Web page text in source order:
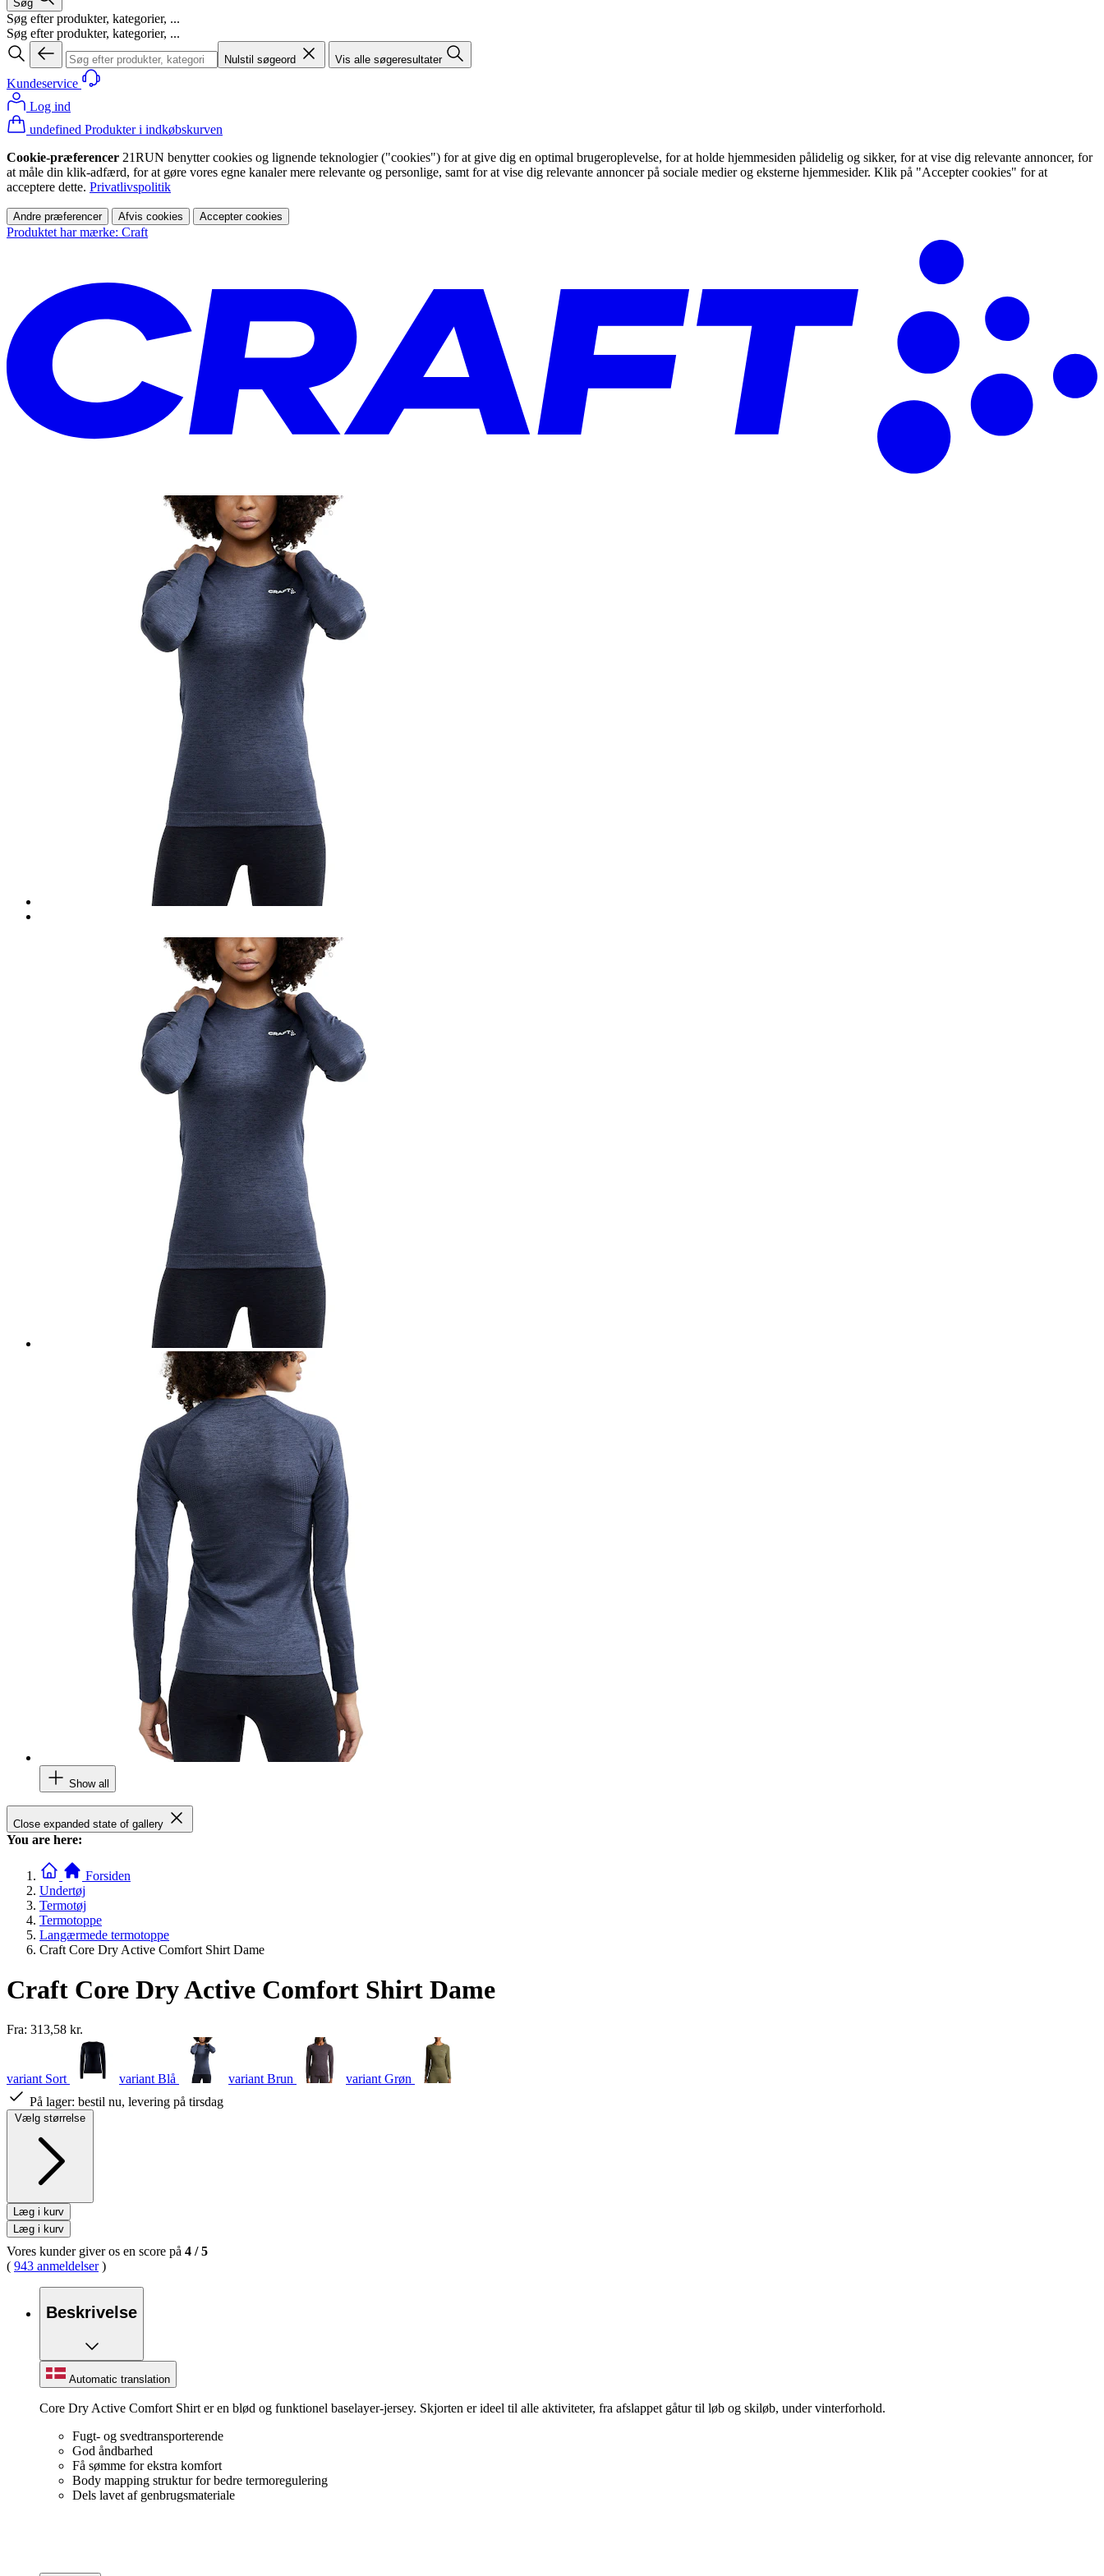
Søg
Søg efter produkter, kategorier, ...
Søg efter produkter, kategorier, ...
Nulstil søgeord Vis alle søgeresultater
Kundeservice
Log ind
undefined Produkter i indkøbskurven
Cookie-præferencer 21RUN benytter cookies og lignende teknologier ("cookies") for at give dig en optimal brugeroplevelse, for at holde hjemmesiden pålidelig og sikker, for at vise dig relevante annoncer, for
at måle din klik-adfærd, for at gøre vores egne kanaler mere relevante og personlige, samt for at vise dig relevante annoncer på sociale medier og eksterne hjemmesider. Klik på "Accepter cookies" for at
acceptere dette. Privatlivspolitik
Andre præferencer Afvis cookies Accepter cookies
Produktet har mærke: Craft
Show all
Close expanded state of gallery
You are here:
Forsiden
Undertøj
Termotøj
Termotoppe
Langærmede termotoppe
Craft Core Dry Active Comfort Shirt Dame
Craft Core Dry Active Comfort Shirt Dame
Fra: 313,58 kr.
variant Sort variant Blå variant Brun
variant Grøn
På lager: bestil nu, levering på tirsdag
Vælg størrelse
Læg i kurv
Læg i kurv
Vores kunder giver os en score på 4 /5
( 943 anmeldelser)
Beskrivelse
Automatic translation
Core Dry Active Comfort Shirt er en blød og funktionel baselayer-jersey. Skjorten er ideel til alle aktiviteter, fra afslappet gåtur til løb og skiløb, under vinterforhold.
Fugt- og svedtransporterende
God åndbarhed
Få sømme for ekstra komfort
Body mapping struktur for bedre termoregulering
Dels lavet af genbrugsmateriale